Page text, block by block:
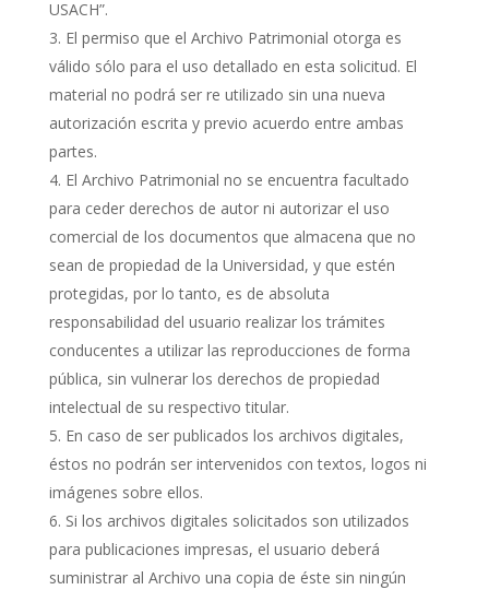
USACH”.
El permiso que el Archivo Patrimonial otorga es
válido sólo para el uso detallado en esta solicitud. El
material no podrá ser re utilizado sin una nueva
autorización escrita y previo acuerdo entre ambas
partes.
El Archivo Patrimonial no se encuentra facultado
para ceder derechos de autor ni autorizar el uso
comercial de los documentos que almacena que no
sean de propiedad de la Universidad, y que estén
protegidas, por lo tanto, es de absoluta
responsabilidad del usuario realizar los trámites
conducentes a utilizar las reproducciones de forma
pública, sin vulnerar los derechos de propiedad
intelectual de su respectivo titular.
En caso de ser publicados los archivos digitales,
éstos no podrán ser intervenidos con textos, logos ni
imágenes sobre ellos.
Si los archivos digitales solicitados son utilizados
para publicaciones impresas, el usuario deberá
suministrar al Archivo una copia de éste sin ningún